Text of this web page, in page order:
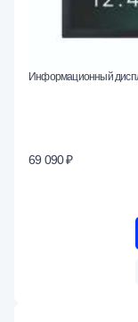
Информационный
69 090 ₽